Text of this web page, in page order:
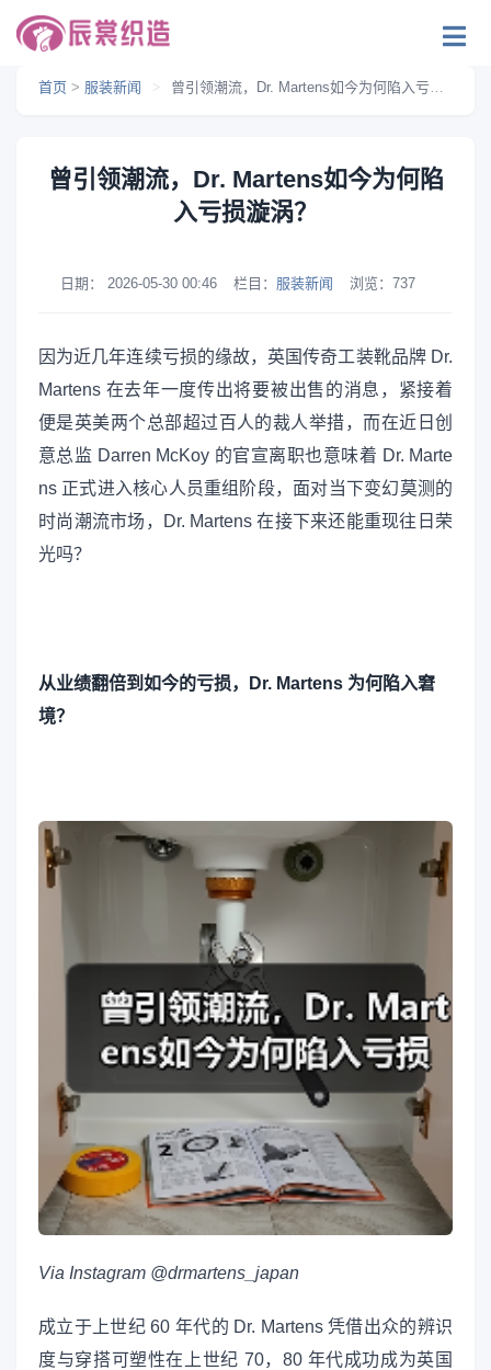
首页 > 服装新闻 > 曾引领潮流，Dr. Martens如今为何陷入亏损漩涡？
曾引领潮流，Dr. Martens如今为何陷
入亏损漩涡？
日期： 2026-05-30 00:46 栏目： 服装新闻 浏览： 737
因为近几年连续亏损的缘故，英国传奇工装靴品牌 Dr.
Martens 在去年一度传出将要被出售的消息，紧接着
便是英美两个总部超过百人的裁人举措，而在近日创
意总监 Darren McKoy 的官宣离职也意味着 Dr. Marte
ns 正式进入核心人员重组阶段，面对当下变幻莫测的
时尚潮流市场，Dr. Martens 在接下来还能重现往日荣
光吗？
从业绩翻倍到如今的亏损，Dr. Martens 为何陷入窘
境？
Via Instagram @drmartens_japan
成立于上世纪 60 年代的 Dr. Martens 凭借出众的辨识
度与穿搭可塑性在上世纪 70，80 年代成功成为英国